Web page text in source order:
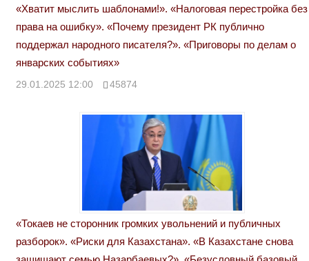
«Хватит мыслить шаблонами!». «Налоговая перестройка без
права на ошибку». «Почему президент РК публично
поддержал народного писателя?». «Приговоры по делам о
январских событиях»
29.01.2025 12:00 45874
«Токаев не сторонник громких увольнений и публичных
разборок». «Риски для Казахстана». «В Казахстане снова